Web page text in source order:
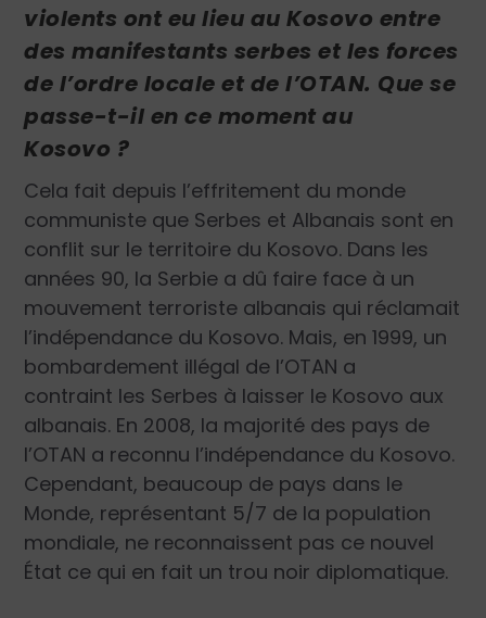
violents ont eu lieu au Kosovo entre
des manifestants serbes et les forces
de l’ordre locale et de l’OTAN. Que se
passe-t-il en ce moment au
Kosovo ?
Cela fait depuis l’effritement du monde
communiste que Serbes et Albanais sont en
conflit sur le territoire du Kosovo. Dans les
années 90, la Serbie a dû faire face à un
mouvement terroriste albanais qui réclamait
l’indépendance du Kosovo. Mais, en 1999, un
bombardement illégal de l’OTAN a
contraint les Serbes à laisser le Kosovo aux
albanais. En 2008, la majorité des pays de
l’OTAN a reconnu l’indépendance du Kosovo.
Cependant, beaucoup de pays dans le
Monde, représentant 5/7 de la population
mondiale, ne reconnaissent pas ce nouvel
État ce qui en fait un trou noir diplomatique.